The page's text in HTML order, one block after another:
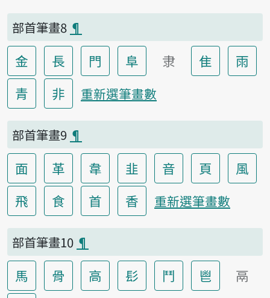
部首筆畫8 ¶
金 長 門 阜 隶 隹
雨
青
非 重新選筆畫數
部首筆畫9 ¶
面 革 韋 韭 音 頁
風
飛
食 首 香 重新選筆畫數
部首筆畫10 ¶
馬 骨 高 髟 鬥 鬯
鬲